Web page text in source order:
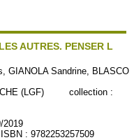
AUTRES. PENSER L
GIANOLA Sandrine, BLASCO
(LGF) collection :
2019
: 9782253257509